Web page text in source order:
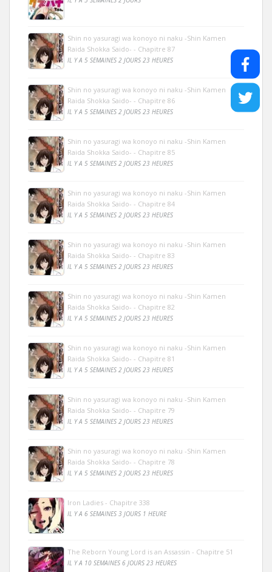
Shin no yasuragi wa konoyo ni naku -Shin Kamen
Raida Shokka Saido- - Chapitre 87
IL Y A 5 SEMAINES 2 JOURS 23 HEURES
Shin no yasuragi wa konoyo ni naku -Shin Kamen
Raida Shokka Saido- - Chapitre 86
IL Y A 5 SEMAINES 2 JOURS 23 HEURES
Shin no yasuragi wa konoyo ni naku -Shin Kamen
Raida Shokka Saido- - Chapitre 85
IL Y A 5 SEMAINES 2 JOURS 23 HEURES
Shin no yasuragi wa konoyo ni naku -Shin Kamen
Raida Shokka Saido- - Chapitre 84
IL Y A 5 SEMAINES 2 JOURS 23 HEURES
Shin no yasuragi wa konoyo ni naku -Shin Kamen
Raida Shokka Saido- - Chapitre 83
IL Y A 5 SEMAINES 2 JOURS 23 HEURES
Shin no yasuragi wa konoyo ni naku -Shin Kamen
Raida Shokka Saido- - Chapitre 82
IL Y A 5 SEMAINES 2 JOURS 23 HEURES
Shin no yasuragi wa konoyo ni naku -Shin Kamen
Raida Shokka Saido- - Chapitre 81
IL Y A 5 SEMAINES 2 JOURS 23 HEURES
Shin no yasuragi wa konoyo ni naku -Shin Kamen
Raida Shokka Saido- - Chapitre 79
IL Y A 5 SEMAINES 2 JOURS 23 HEURES
Shin no yasuragi wa konoyo ni naku -Shin Kamen
Raida Shokka Saido- - Chapitre 78
IL Y A 5 SEMAINES 2 JOURS 23 HEURES
Iron Ladies - Chapitre 338
IL Y A 6 SEMAINES 3 JOURS 1 HEURE
The Reborn Young Lord is an Assassin - Chapitre 51
IL Y A 10 SEMAINES 6 JOURS 23 HEURES